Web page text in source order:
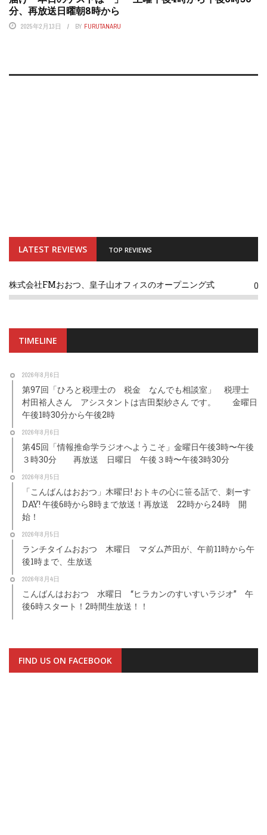
分、再放送日曜朝8時から
2025年2月13日 BY FURUTANARU
LATEST REVIEWS TOP REVIEWS
株式会社FMおおつ、皇子山オフィスのオープニング式 0
TIMELINE
2026年8月6日
第97回「ひろと税理士の 税金 なんでも相談室」 税理士
村田裕人さん アシスタントは吉田梨紗さん です。 金曜日
午後1時30分から午後2時
2026年8月6日
第45回「情報推命学ラジオへようこそ」金曜日午後3時〜午後
３時30分 再放送 日曜日 午後３時〜午後3時30分
2026年8月5日
「こんばんはおおつ」木曜日! おトキの心に笹る話で、刺ーす
DAY! 午後6時から8時まで放送！再放送 22時から24時 開
始！
2026年8月5日
ランチタイムおおつ 木曜日 マダム芦田が、午前11時から午
後1時まで、生放送
2026年8月4日
こんばんはおおつ 水曜日 “ヒラカンのすいすいラジオ” 午
後6時スタート！2時間生放送！！
FIND US ON FACEBOOK